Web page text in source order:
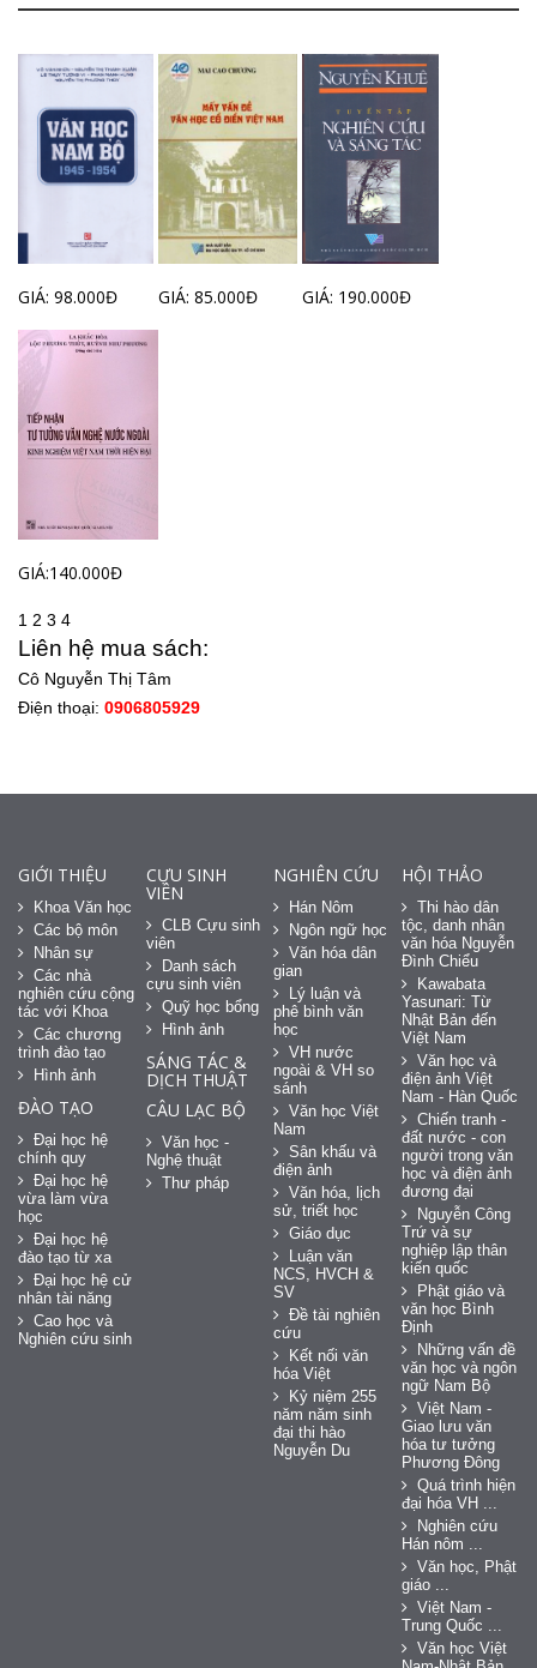
GIÁ: 98.000Đ GIÁ: 85.000Đ GIÁ: 190.000Đ
GIÁ:140.000Đ
1 2 3 4
Liên hệ mua sách:
Cô Nguyễn Thị Tâm
Điện thoại: 0906805929
GIỚI THIỆU
Khoa Văn học
Các bộ môn
Nhân sự
Các nhà
nghiên cứu cộng
tác với Khoa
Các chương
trình đào tạo
Hình ảnh
ĐÀO TẠO
Đại học hệ
chính quy
Đại học hệ
vừa làm vừa
học
Đại học hệ
đào tạo từ xa
Đại học hệ cử
nhân tài năng
Cao học và
Nghiên cứu sinh
CỰU SINH
VIÊN
CLB Cựu sinh
viên
Danh sách
cựu sinh viên
Quỹ học bổng
Hình ảnh
SÁNG TÁC &
DỊCH THUẬT
CÂU LẠC BỘ
Văn học -
Nghệ thuật
Thư pháp
NGHIÊN CỨU
Hán Nôm
Ngôn ngữ học
Văn hóa dân
gian
Lý luận và
phê bình văn
học
VH nước
ngoài & VH so
sánh
Văn học Việt
Nam
Sân khấu và
điện ảnh
Văn hóa, lịch
sử, triết học
Giáo dục
Luận văn
NCS, HVCH &
SV
Đề tài nghiên
cứu
Kết nối văn
hóa Việt
Kỷ niệm 255
năm năm sinh
đại thi hào
Nguyễn Du
HỘI THẢO
Thi hào dân
tộc, danh nhân
văn hóa Nguyễn
Đình Chiểu
Kawabata
Yasunari: Từ
Nhật Bản đến
Việt Nam
Văn học và
điện ảnh Việt
Nam - Hàn Quốc
Chiến tranh -
đất nước - con
người trong văn
học và điện ảnh
đương đại
Nguyễn Công
Trứ và sự
nghiệp lập thân
kiến quốc
Phật giáo và
văn học Bình
Định
Những vấn đề
văn học và ngôn
ngữ Nam Bộ
Việt Nam -
Giao lưu văn
hóa tư tưởng
Phương Đông
Quá trình hiện
đại hóa VH ...
Nghiên cứu
Hán nôm ...
Văn học, Phật
giáo ...
Việt Nam -
Trung Quốc ...
Văn học Việt